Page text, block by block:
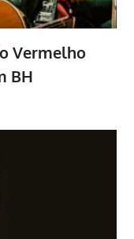
Vermelho
BH